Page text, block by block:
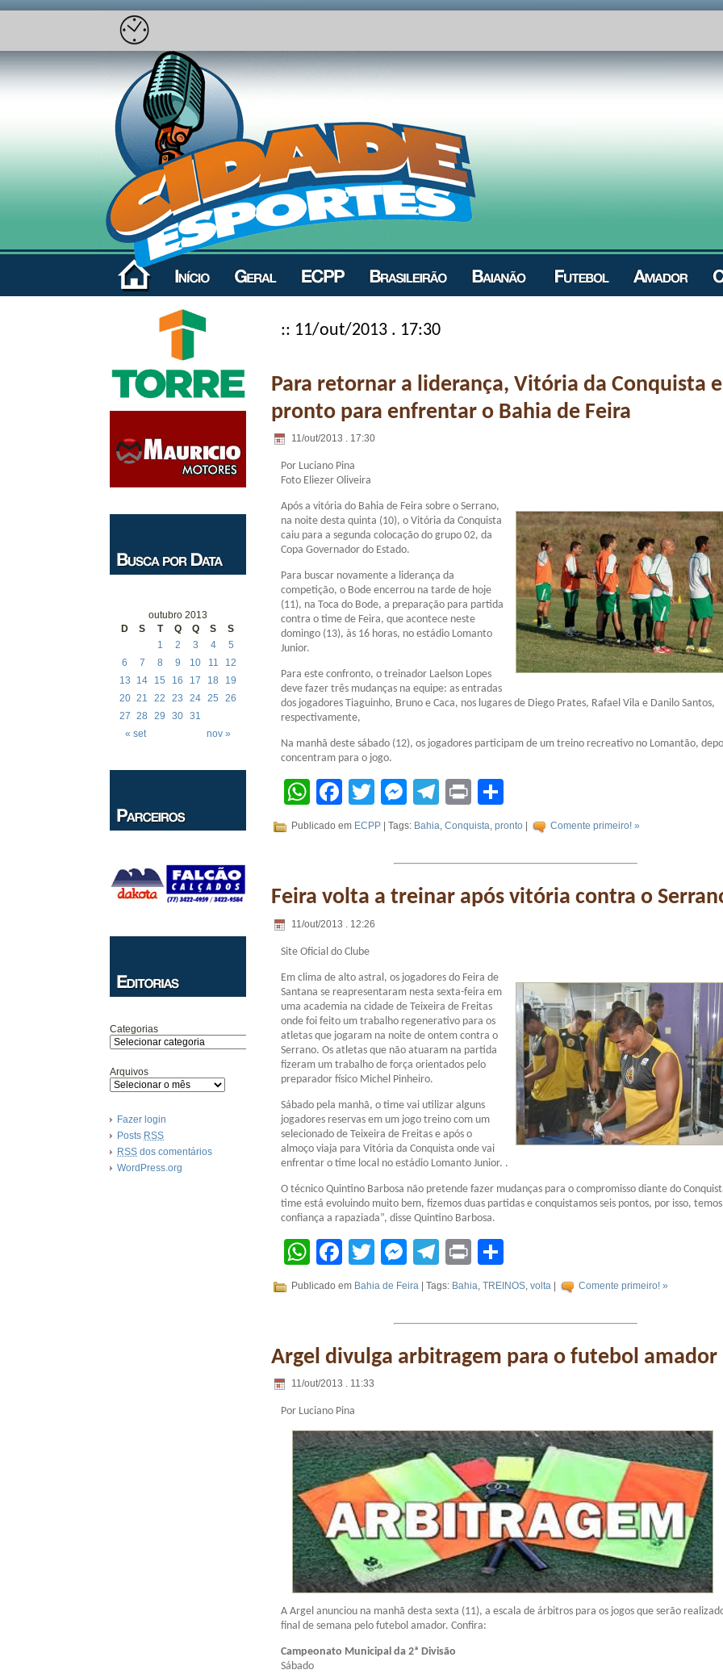
outubro 2013
D
S T Q Q S S
« set nov »
1 2 3 4
5
6
7 8 9 10 11
12
13
14 15 16 17 18
19
20 21 22 23 24 25
26
27 28 29 30 31
Categorias
Arquivos
Fazer login
Posts RSS
RSS dos comentários
WordPress.org
:: 11/out/2013 . 17:30
Para retornar a liderança, Vitória da Conquista
pronto para enfrentar o Bahia de Feira
11/out/2013 . 17:30
Por Luciano Pina
Foto Eliezer Oliveira
Após a vitória do Bahia de Feira sobre o Serrano,
na noite desta quinta (10), o Vitória da Conquista
caiu para a segunda colocação do grupo 02, da
Copa Governador do Estado.
Para buscar novamente a liderança da
competição, o Bode encerrou na tarde de hoje
(11), na Toca do Bode, a preparação para partida
contra o time de Feira, que acontece neste
domingo (13), às 16 horas, no estádio Lomanto
Junior.
Para este confronto, o treinador Laelson Lopes
deve fazer três mudanças na equipe: as entradas
dos jogadores Tiaguinho, Bruno e Caca, nos lugares de Diego Prates, Rafael Vila e Danilo Santos,
respectivamente,
Na manhã deste sábado (12), os jogadores participam de um treino recreativo no Lomantão,
concentram para o jogo.
WhatsApp
Facebook
TwitterMessenger
Telegram
Print
Publicado em ECPP | Tags: Bahia, Conquista, pronto Comente primeiro! »
Feira volta a treinar após vitória contra o
11/out/2013 . 12:26
Site Oficial do Clube
Em clima de alto astral, os jogadores do Feira de
Santana se reapresentaram nesta sexta-feira em
uma academia na cidade de Teixeira de Freitas
onde foi feito um trabalho regenerativo para os
atletas que jogaram na noite de ontem contra o
Serrano. Os atletas que não atuaram na partida
fizeram um trabalho de força orientados pelo
preparador físico Michel Pinheiro.
Sábado pela manhã, o time vai utilizar alguns
jogadores reservas em um jogo treino com um
selecionado de Teixeira de Freitas e após o
almoço viaja para Vitória da Conquista onde vai
enfrentar o time local no estádio Lomanto Junior. .
O técnico Quintino Barbosa não pretende fazer mudanças para o compromisso diante do
time está evoluindo muito bem, fizemos duas partidas e conquistamos seis pontos, por isso,
confiança a rapaziada”, disse Quintino Barbosa.
WhatsApp
Facebook
TwitterMessenger
Telegram
Print
Publicado em Bahia de Feira | Tags: Bahia, TREINOS, volta | Comente primeiro! »
Argel divulga arbitragem para o futebol amador
11/out/2013 . 11:33
Por Luciano Pina
A Argel anunciou na manhã desta sexta (11), a escala de árbitros para os jogos que serão
final de semana pelo futebol amador. Confira:
Campeonato Municipal da 2ª Divisão
Sábado